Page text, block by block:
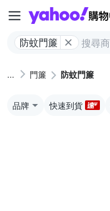
防蚊門簾
門簾 防蚊門簾
品牌 快速到貨